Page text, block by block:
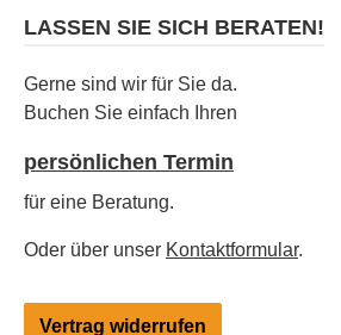
LASSEN SIE SICH BERATEN!
Gerne sind wir für Sie da.
Buchen Sie einfach Ihren
persönlichen Termin
für eine Beratung.
Oder über unser Kontaktformular.
Vertrag widerrufen